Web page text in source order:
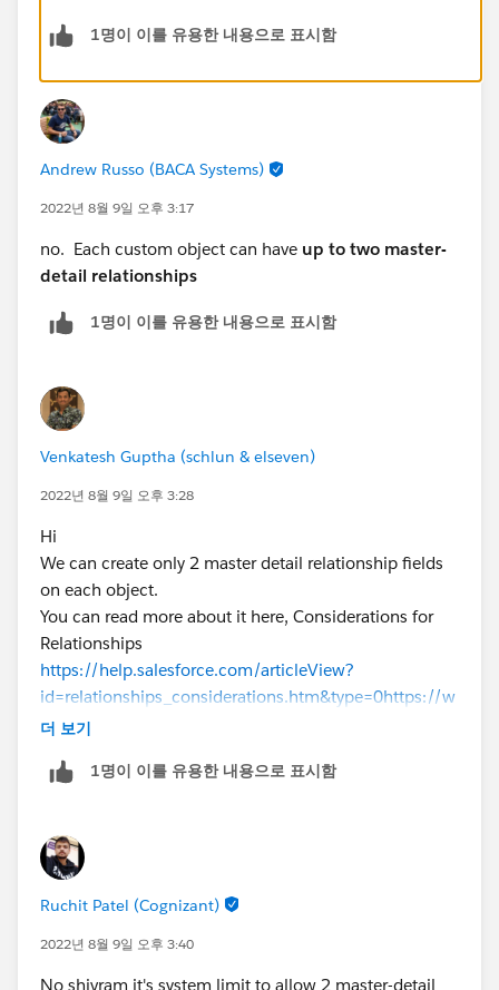
1명이 이를 유용한 내용으로 표시함
Andrew Russo (BACA Systems)
2022년 8월 9일 오후 3:17
no. Each custom object can have up to two master-
detail relationships
1명이 이를 유용한 내용으로 표시함
Venkatesh Guptha (schlun & elseven)
2022년 8월 9일 오후 3:28
Hi
We can create only 2 master detail relationship fields
on each object.
You can read more about it here, Considerations for
Relationships
https://help.salesforce.com/articleView?
id=relationships_considerations.htm&type=0https://w
ww.salesforceben.com/relationships-in-salesforce/
더 보기
1명이 이를 유용한 내용으로 표시함
Ruchit Patel (Cognizant)
2022년 8월 9일 오후 3:40
No shivram it's system limit to allow 2 master-detail